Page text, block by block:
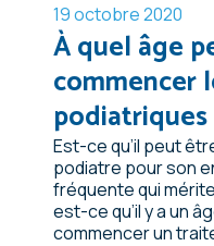
19 octobre 2020
À quel âge
commencer
Est-ce qu’il peut
podiatre pour son
fréquente qui mérite
est-ce qu’il y a un
commencer un